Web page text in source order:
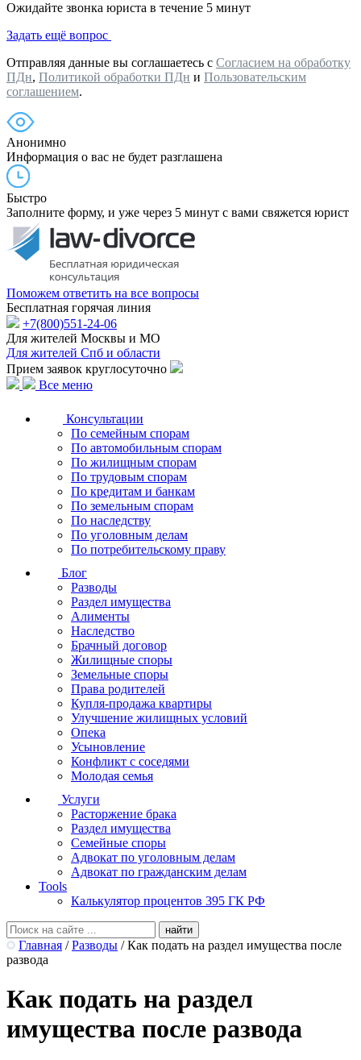
Ожидайте звонка юриста в течение 5 минут
Задать ещё вопрос
Отправляя данные вы соглашаетесь с Согласием на обработку
ПДн, Политикой обработки ПДн и Пользовательским
соглашением.
Анонимно
Информация о вас не будет разглашена
Быстро
Заполните форму, и уже через 5 минут с вами свяжется юрист
Поможем ответить на все вопросы
Бесплатная горячая линия
+7(800)551-24-06
Для жителей Москвы и МО
Для жителей Спб и области
Прием заявок круглосуточно
Все меню
Консультации
По семейным спорам
По автомобильным спорам
По жилищным спорам
По трудовым спорам
По кредитам и банкам
По земельным спорам
По наследству
По уголовным делам
По потребительскому праву
Блог
Разводы
Раздел имущества
Алименты
Наследство
Брачный договор
Жилищные споры
Земельные споры
Права родителей
Купля-продажа квартиры
Улучшение жилищных условий
Опека
Усыновление
Конфликт с соседями
Молодая семья
Услуги
Расторжение брака
Раздел имущества
Семейные споры
Адвокат по уголовным делам
Адвокат по гражданским делам
Tools
Калькулятор процентов 395 ГК РФ
Главная / Разводы / Как подать на раздел имущества после
развода
Как подать на раздел
имущества после развода